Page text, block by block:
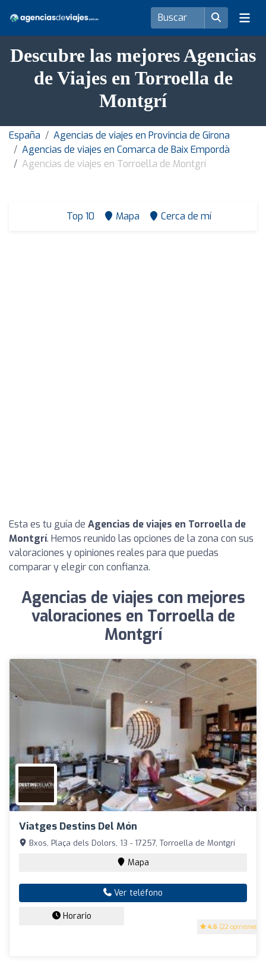
Descubre las mejores Agencias
de Viajes en Torroella de
Montgrí
España
Agencias de viajes en Provincia de Girona
Agencias de viajes en Comarca de Baix Empordà
Agencias de viajes en Torroella de Montgrí
Top 10 Mapa Cerca de mí
Esta es tu guía de Agencias de viajes en Torroella de
Montgrí. Hemos reunido las opciones de la zona con sus
valoraciones y opiniones reales para que puedas
comparar y elegir con confianza.
Agencias de viajes con mejores
valoraciones en Torroella de
Montgrí
Viatges Destins Del Món
4.6 (22 opiniones)
Bxos, Plaça dels Dolors, 13 - 17257, Torroella de Montgrí
Mapa
Ver teléfono
Horario